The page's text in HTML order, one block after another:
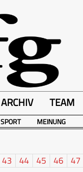
ARCHIV TEAM
SPORT MEINUNG
43 44 45 46 47